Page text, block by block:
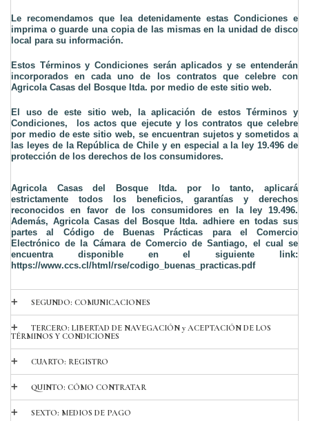
Le recomendamos que lea detenidamente estas Condiciones e
imprima o guarde una copia de las mismas en la unidad de disco
local para su información.
Estos Términos y Condiciones serán aplicados y se entenderán
incorporados en cada uno de los contratos que celebre con
Agricola Casas del Bosque ltda. por medio de este sitio web.
El uso de este sitio web, la aplicación de estos Términos y
Condiciones,  los actos que ejecute y los contratos que celebre
por medio de este sitio web, se encuentran sujetos y sometidos a
las leyes de la República de Chile y en especial a la ley 19.496 de
protección de los derechos de los consumidores.
Agricola Casas del Bosque ltda. por lo tanto, aplicará
estrictamente todos los beneficios, garantías y derechos
reconocidos en favor de los consumidores en la ley 19.496.
Además, Agricola Casas del Bosque ltda. adhiere en todas sus
partes al Código de Buenas Prácticas para el Comercio
Electrónico de la Cámara de Comercio de Santiago, el cual se
encuentra disponible en el siguiente link:
https://www.ccs.cl/html/rse/codigo_buenas_practicas.pdf
SEGUNDO: COMUNICACIONES
TERCERO: LIBERTAD DE NAVEGACIÓN y ACEPTACIÓN DE LOS
TÉRMINOS Y CONDICIONES
CUARTO: REGISTRO
QUINTO: CÓMO CONTRATAR
SEXTO: MEDIOS DE PAGO